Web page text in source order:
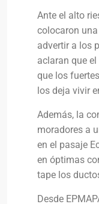
Ante el alto
colocaron
advertir a los
aclaran que
que los
los deja vivir
Además, la
moradores a
en el pasaje
en óptimas
tape los
Desde